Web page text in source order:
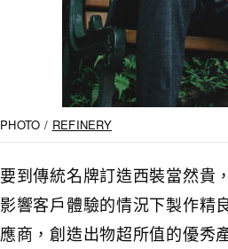
PHOTO / REFINERY
要到傳統名牌訂造西裝當然貴
影響客戶體驗的情況下製作精
應商，創造出物超所值的優秀